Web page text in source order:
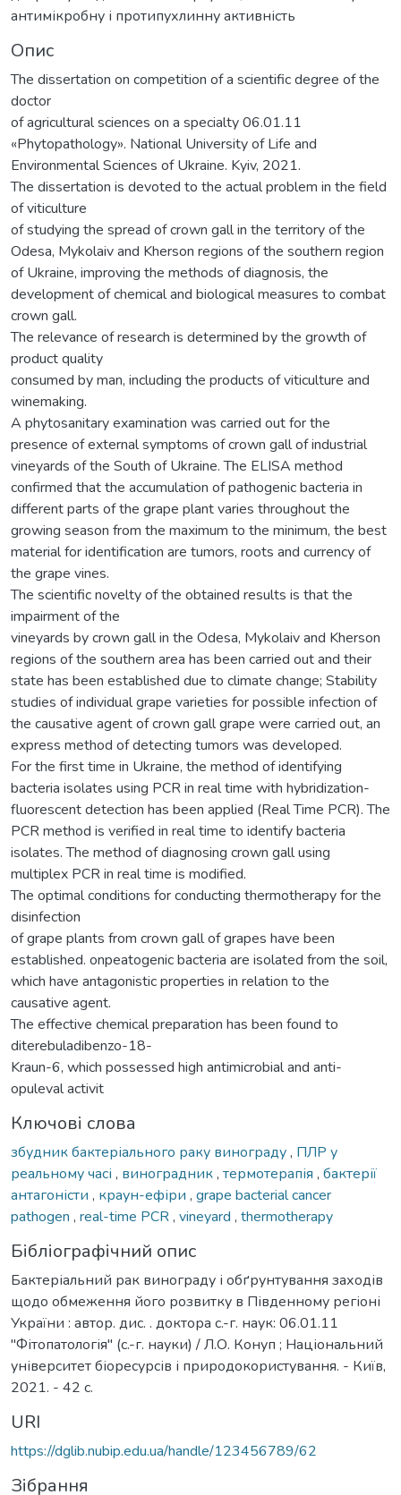
антимікробну і протипухлинну активність
Опис
The dissertation on competition of a scientific degree of the
doctor
of agricultural sciences on a specialty 06.01.11
«Phytopathology». National University of Life and
Environmental Sciences of Ukraine. Kyiv, 2021.
The dissertation is devoted to the actual problem in the field
of viticulture
of studying the spread of crown gall in the territory of the
Odesa, Mykolaiv and Kherson regions of the southern region
of Ukraine, improving the methods of diagnosis, the
development of chemical and biological measures to combat
crown gall.
The relevance of research is determined by the growth of
product quality
consumed by man, including the products of viticulture and
winemaking.
A phytosanitary examination was carried out for the
presence of external symptoms of crown gall of industrial
vineyards of the South of Ukraine. The ELISA method
confirmed that the accumulation of pathogenic bacteria in
different parts of the grape plant varies throughout the
growing season from the maximum to the minimum, the best
material for identification are tumors, roots and currency of
the grape vines.
The scientific novelty of the obtained results is that the
impairment of the
vineyards by crown gall in the Odesa, Mykolaiv and Kherson
regions of the southern area has been carried out and their
state has been established due to climate change; Stability
studies of individual grape varieties for possible infection of
the causative agent of crown gall grape were carried out, an
express method of detecting tumors was developed.
For the first time in Ukraine, the method of identifying
bacteria isolates using PCR in real time with hybridization-
fluorescent detection has been applied (Real Time PCR). The
PCR method is verified in real time to identify bacteria
isolates. The method of diagnosing crown gall using
multiplex PCR in real time is modified.
The optimal conditions for conducting thermotherapy for the
disinfection
of grape plants from crown gall of grapes have been
established. onpeatogenic bacteria are isolated from the soil,
which have antagonistic properties in relation to the
causative agent.
The effective chemical preparation has been found to
diterebuladibenzo-18-
Kraun-6, which possessed high antimicrobial and anti-
opuleval activit
Ключові слова
збудник бактеріального раку винограду, ПЛР у
реальному часі , виноградник, термотерапія , бактерії
антагоністи , краун-ефіри , grape bacterial cancer
pathogen , real-time PCR, vineyard , thermotherapy
Бібліографічний опис
Бактеріальний рак винограду і обґрунтування заходів
щодо обмеження його розвитку в Південному регіоні
України : автор. дис. . доктора с.-г. наук: 06.01.11
"Фітопатологія" (с.-г. науки) / Л.О. Конуп ; Національний
університет біоресурсів і природокористування. - Київ,
2021. - 42 с.
URI
https://dglib.nubip.edu.ua/handle/123456789/62
Зібрання